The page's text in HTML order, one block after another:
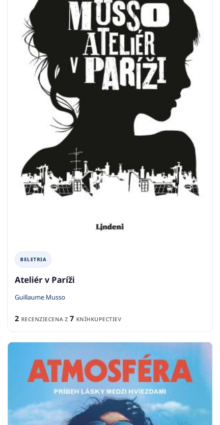
BELETRIA
Ateliér v Paríži
Guillaume Musso
2 RECENZIECENA Z 7 KNÍHKUPECTIEV